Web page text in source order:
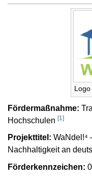
Logo
Fördermaßnahme:
Hochschulen [1 ]
Projekttitel: WaNdel!⁴
Nachhaltigkeit an
Förderkennzeichen: